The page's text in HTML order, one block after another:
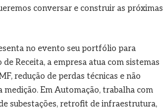
conversar e construir as próximas
no evento seu portfólio para
Receita, a empresa atua com sistemas
redução de perdas técnicas e não
Em Automação, trabalha com
subestações, retrofit de infraestrutura,